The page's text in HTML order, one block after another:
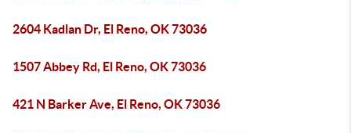
2604 Kadlan Dr, El Reno, OK 73036
1507 Abbey Rd, El Reno, OK 73036
421 N Barker Ave, El Reno, OK 73036